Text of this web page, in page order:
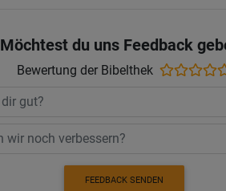
Möchtest du uns Feedback
Bewertung der Bibelthek
FEEDBACK SENDEN